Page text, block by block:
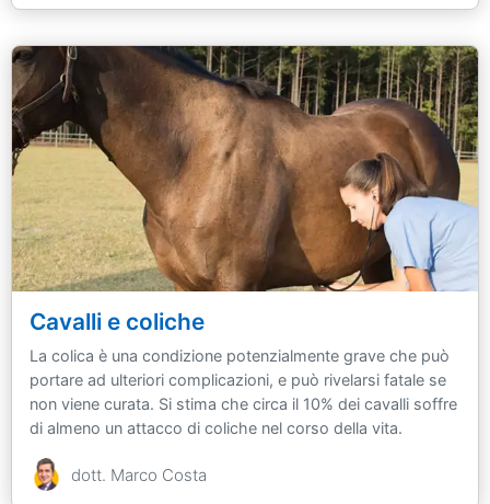
Cavalli e coliche
La colica è una condizione potenzialmente grave che può
portare ad ulteriori complicazioni, e può rivelarsi fatale se
non viene curata. Si stima che circa il 10% dei cavalli soffre
di almeno un attacco di coliche nel corso della vita.
dott. Marco Costa